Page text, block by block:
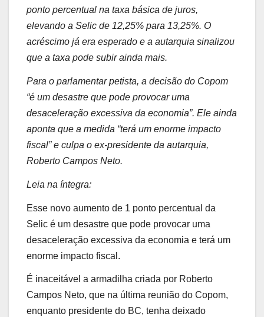
ponto percentual na taxa básica de juros,
elevando a Selic de 12,25% para 13,25%. O
acréscimo já era esperado e a autarquia sinalizou
que a taxa pode subir ainda mais.
Para o parlamentar petista, a decisão do Copom
“é um desastre que pode provocar uma
desaceleração excessiva da economia”. Ele ainda
aponta que a medida “terá um enorme impacto
fiscal” e culpa o ex-presidente da autarquia,
Roberto Campos Neto.
Leia na íntegra:
Esse novo aumento de 1 ponto percentual da
Selic é um desastre que pode provocar uma
desaceleração excessiva da economia e terá um
enorme impacto fiscal.
É inaceitável a armadilha criada por Roberto
Campos Neto, que na última reunião do Copom,
enquanto presidente do BC, tenha deixado